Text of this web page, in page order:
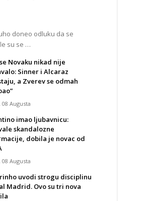
doneo odluku da se
su se …
Novaku nikad nije
Sinner i Alcaraz
a Zverev se odmah
08 Augusta
imao ljubavnicu:
skandalozne
dobila je novac od
08 Augusta
uvodi strogu disciplinu
Madrid. Ovo su tri nova